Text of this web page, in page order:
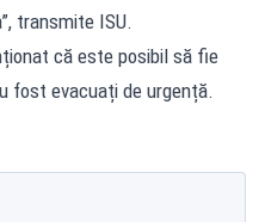
transmite ISU.
că este posibil să fie
fost evacuați de urgență.